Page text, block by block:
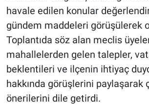
havale edilen konular
gündem maddeleri görüşülerek
Toplantıda söz alan meclis
mahallelerden gelen talepler,
beklentileri ve ilçenin ihtiyaç
hakkında görüşlerini paylaşarak
önerilerini dile getirdi.